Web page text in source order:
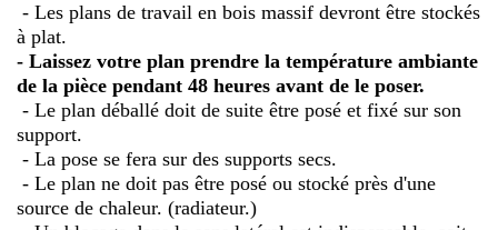
- Les plans de travail en bois massif devront être stockés
à plat.
- Laissez votre plan prendre la température ambiante
de la pièce pendant 48 heures avant de le poser.
- Le plan déballé doit de suite être posé et fixé sur son
support.
- La pose se fera sur des supports secs.
- Le plan ne doit pas être posé ou stocké près d'une
source de chaleur. (radiateur.)